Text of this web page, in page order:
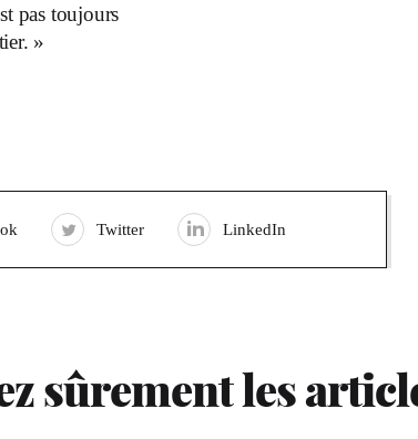
pas toujours
»
Twitter LinkedIn
sûrement les